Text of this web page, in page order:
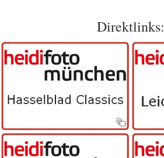
Direktlinks: